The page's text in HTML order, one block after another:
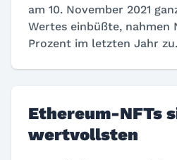
am 10. November 2021
Wertes einbüßte, nahmen
Prozent im letzten Jahr zu.
Ethereum-NFTs
wertvollsten